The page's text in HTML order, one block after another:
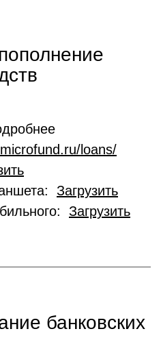
loans/
Загрузить
Загрузить
банковских